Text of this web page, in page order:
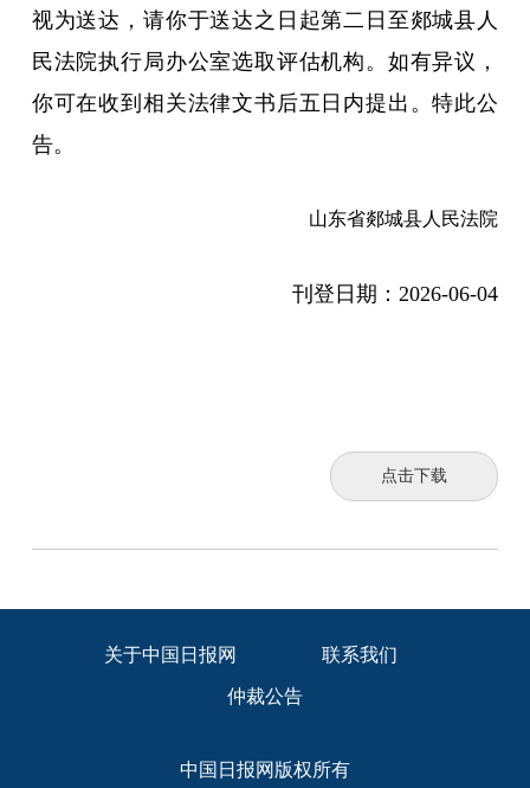
视为送达，请你于送达之日起第二日至郯城县人
民法院执行局办公室选取评估机构。如有异议，
你可在收到相关法律文书后五日内提出。特此公
告。
山东省郯城县人民法院
刊登日期：2026-06-04
点击下载
关于中国日报网 联系我们
仲裁公告
中国日报网版权所有